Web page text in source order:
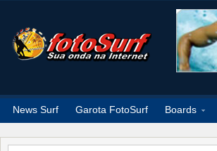
News Surf Garota FotoSurf Boards